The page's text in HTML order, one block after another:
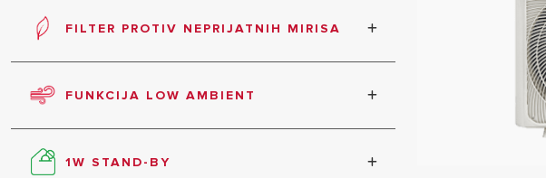
brzine uz tri podrazine i brzine funkcija
FILTER PROTIV NEPRIJATNIH MIRISA
Eliminiše bakterije i plesni i sprečava uzroke
najčešćih alergija, hvatajući alergene prisutne u
vazduhu i razbijajući njihovu strukturu.
FUNKCIJA LOW AMBIENT
Funkcija Low Ambient Cooling za hlađenje.
1W STAND-BY